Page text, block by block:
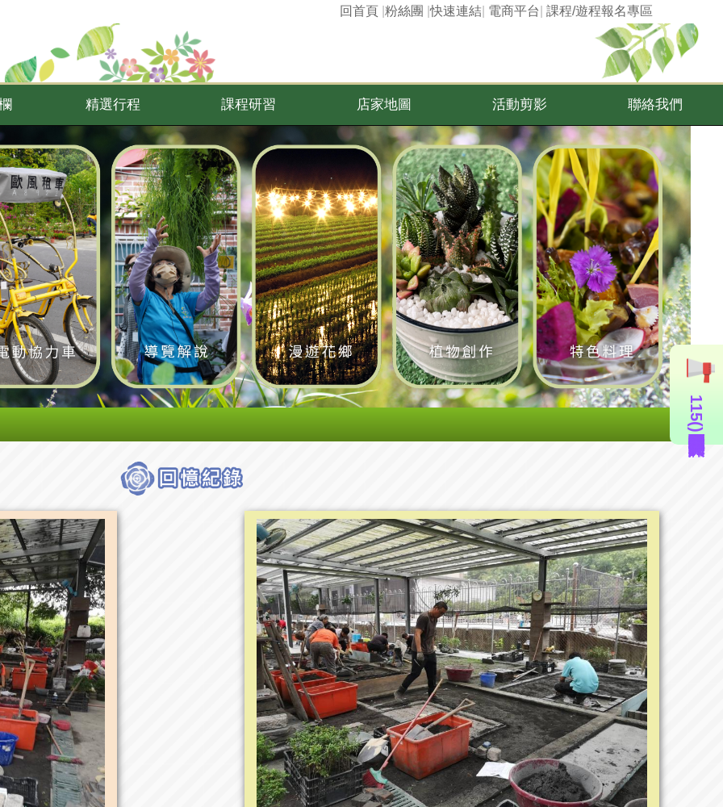
課程/遊程報名專區
電商平台
快速連結
粉絲團 |
回首頁
精選行程 課程研習 店家地圖 活動剪影 聯絡我們
115年度造園景觀丙級技術士證照輔導班(即測即評周六班)